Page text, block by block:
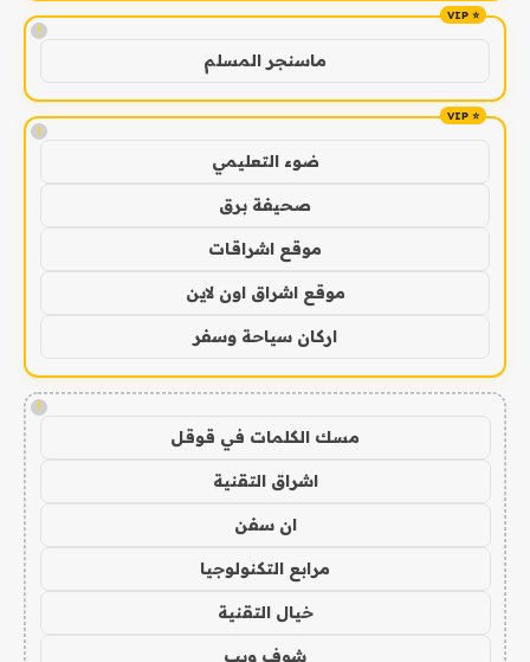
!
ماسنجر المسلم
!
ضوء التعليمي
صحيفة برق
موقع اشراقات
موقع اشراق اون لاين
اركان سياحة وسفر
!
مسك الكلمات في قوقل
اشراق التقنية
ان سفن
مرابع التكنولوجيا
خيال التقنية
شوف ويب